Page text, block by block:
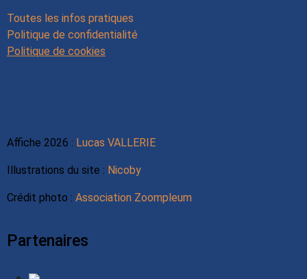
Toutes les infos pratiques
Politique de confidentialité
Politique de cookies
Affiche 2026 : Lucas VALLERIE
Illustrations du site : Nicoby
Crédit photo : Association Zoompleum
Partenaires